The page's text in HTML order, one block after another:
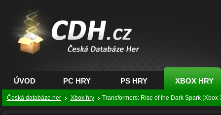
CDH.cz - hry na PC,
PS, XBOX - Česká
databáze her
ÚVOD PC HRY PS HRY XBOX HRY
Česká databáze her Xbox hry Transformers: Rise of the Dark Spark (Xbox